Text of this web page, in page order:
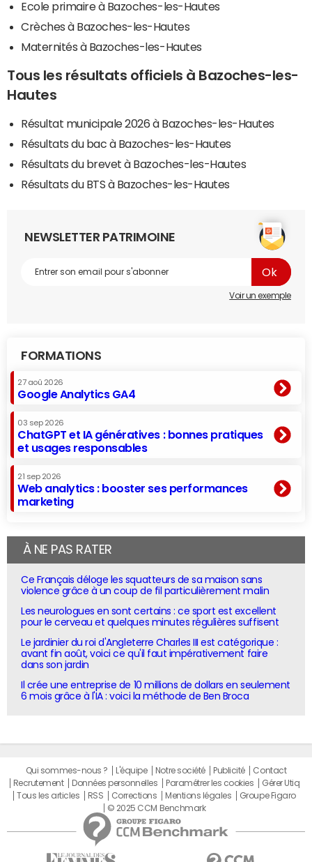
Ecole primaire à Bazoches-les-Hautes
Crèches à Bazoches-les-Hautes
Maternités à Bazoches-les-Hautes
Tous les résultats officiels à Bazoches-les-
Hautes
Résultat municipale 2026 à Bazoches-les-Hautes
Résultats du bac à Bazoches-les-Hautes
Résultats du brevet à Bazoches-les-Hautes
Résultats du BTS à Bazoches-les-Hautes
NEWSLETTER PATRIMOINE
Voir un exemple
FORMATIONS
27 aoû 2026
Google Analytics GA4
03 sep 2026
ChatGPT et IA génératives : bonnes pratiques
et usages responsables
21 sep 2026
Web analytics : booster ses performances
marketing
À NE PAS RATER
Ce Français déloge les squatteurs de sa maison sans
violence grâce à un coup de fil particulièrement malin
Les neurologues en sont certains : ce sport est excellent
pour le cerveau et quelques minutes régulières suffisent
Le jardinier du roi d'Angleterre Charles III est catégorique :
avant fin août, voici ce qu'il faut impérativement faire
dans son jardin
Il crée une entreprise de 10 millions de dollars en seulement
6 mois grâce à l'IA : voici la méthode de Ben Broca
Qui sommes-nous ? L'équipe Notre société Publicité
Contact
Recrutement
Données personnelles Paramétrer les cookies
Gérer Utiq
Tous les articles
RSS Corrections Mentions légales
Groupe Figaro
© 2025 CCM Benchmark